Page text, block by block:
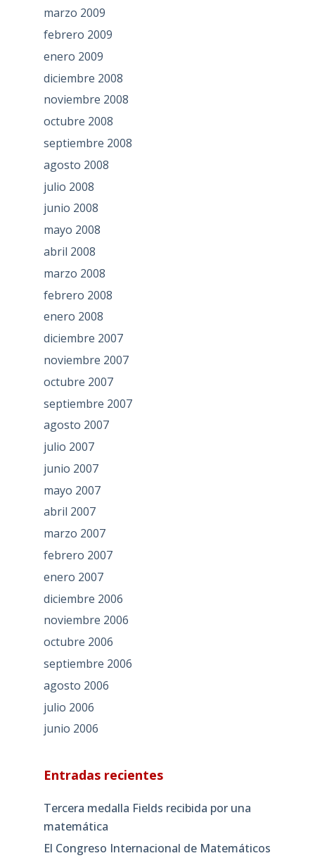
marzo 2009
febrero 2009
enero 2009
diciembre 2008
noviembre 2008
octubre 2008
septiembre 2008
agosto 2008
julio 2008
junio 2008
mayo 2008
abril 2008
marzo 2008
febrero 2008
enero 2008
diciembre 2007
noviembre 2007
octubre 2007
septiembre 2007
agosto 2007
julio 2007
junio 2007
mayo 2007
abril 2007
marzo 2007
febrero 2007
enero 2007
diciembre 2006
noviembre 2006
octubre 2006
septiembre 2006
agosto 2006
julio 2006
junio 2006
Entradas recientes
Tercera medalla Fields recibida por una
matemática
El Congreso Internacional de Matemáticos